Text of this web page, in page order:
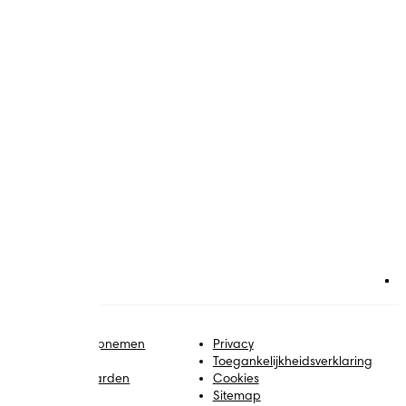
met ons opnemen
voorwaarden
Privacy
Toegankelijkheidsverklaring
Cookies
Sitemap